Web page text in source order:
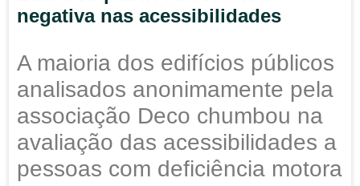
negativa nas acessibilidades
A maioria dos edifícios públicos
analisados anonimamente pela
associação Deco chumbou na
avaliação das acessibilidades a
pessoas com deficiência motora